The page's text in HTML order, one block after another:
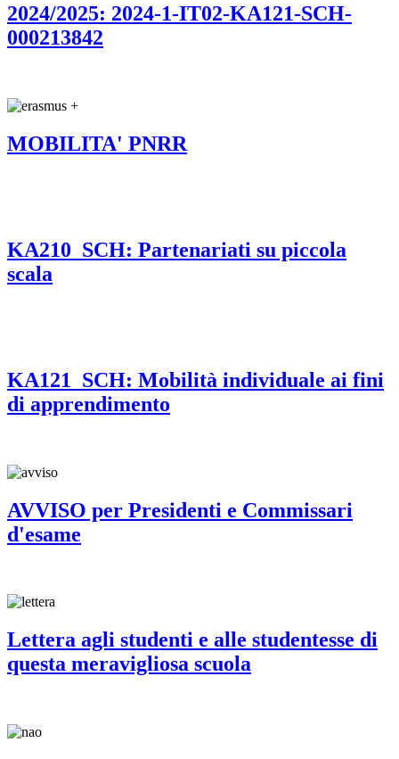
2024/2025: 2024-1-IT02-KA121-SCH-
000213842
MOBILITA' PNRR
KA210_SCH: Partenariati su piccola
scala
KA121_SCH: Mobilità individuale ai fini
di apprendimento
AVVISO per Presidenti e Commissari
d'esame
Lettera agli studenti e alle studentesse di
questa meravigliosa scuola